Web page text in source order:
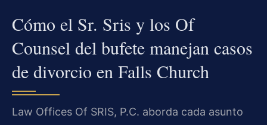
Cómo el Sr. Sris y los Of
Counsel del bufete manejan casos
de divorcio en Falls Church
Law Offices Of SRIS, P.C. aborda cada asunto